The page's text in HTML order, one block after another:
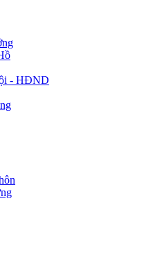
- HĐND